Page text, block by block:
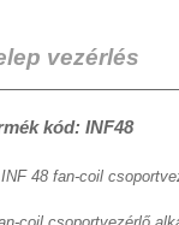
vezérlés
kód: INF48
48 fan-coil